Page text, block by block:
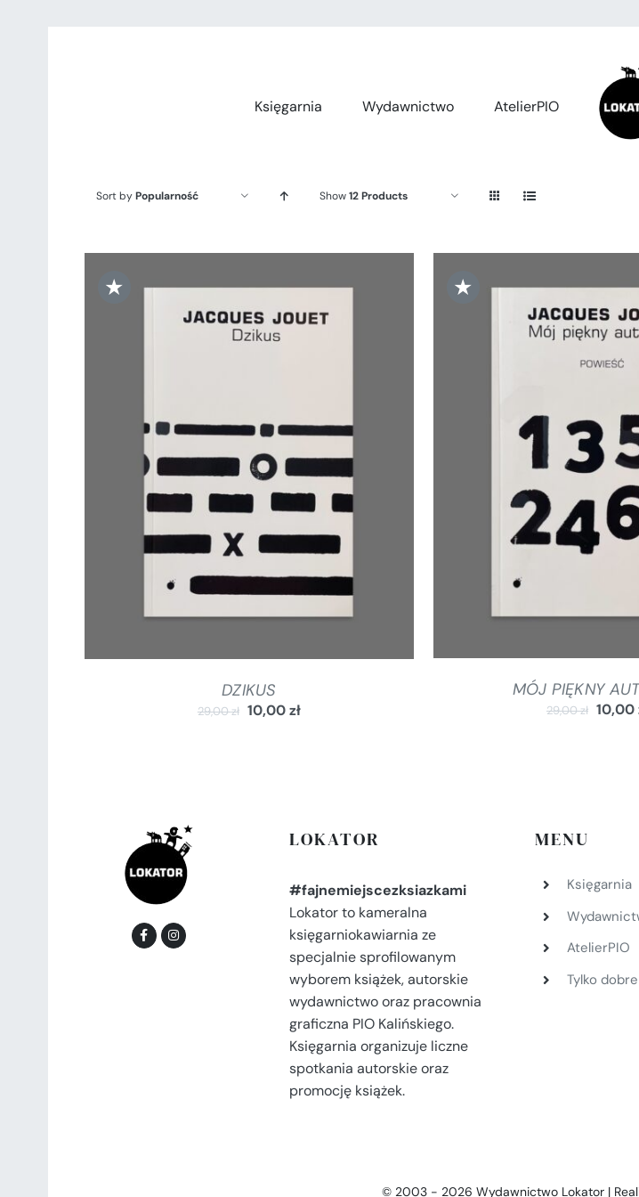
Księgarnia
Wydawnictwo AtelierPIO
Sort byPopularność Show12 Products
★
DODAJ DO KOSZYKA / SZCZEGÓŁY
DZIKUS
29,00zł 10,00zł
★
DODAJ DO KOSZYKA /
MÓJ PIĘKNY
29,00zł 10,00
LOKATOR
#fajnemiejscezksiazkami
Lokator to kameralna
księgarniokawiarnia ze
specjalnie sprofilowanym
wyborem książek, autorskie
wydawnictwo oraz pracownia
graficzna PIO Kalińskiego.
Księgarnia organizuje liczne
spotkania autorskie oraz
promocję książek.
MENU
Księgarnia
AtelierPIO
Tylko
© 2003 - 2026 Wydawnictwo Lokator |